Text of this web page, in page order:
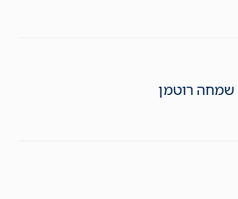
שמחה רוטמן